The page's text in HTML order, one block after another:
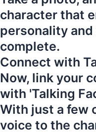
character that
personality
complete.
Connect with
Now, link your
with 'Talking
With just a few
voice to the